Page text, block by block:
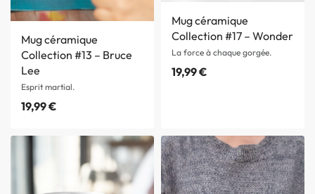
Mug céramique
Collection #13 – Bruce
Lee
Esprit martial.
19,99€
Mug céramique
Collection #17 – Wonder
La force à chaque gorgée.
19,99€